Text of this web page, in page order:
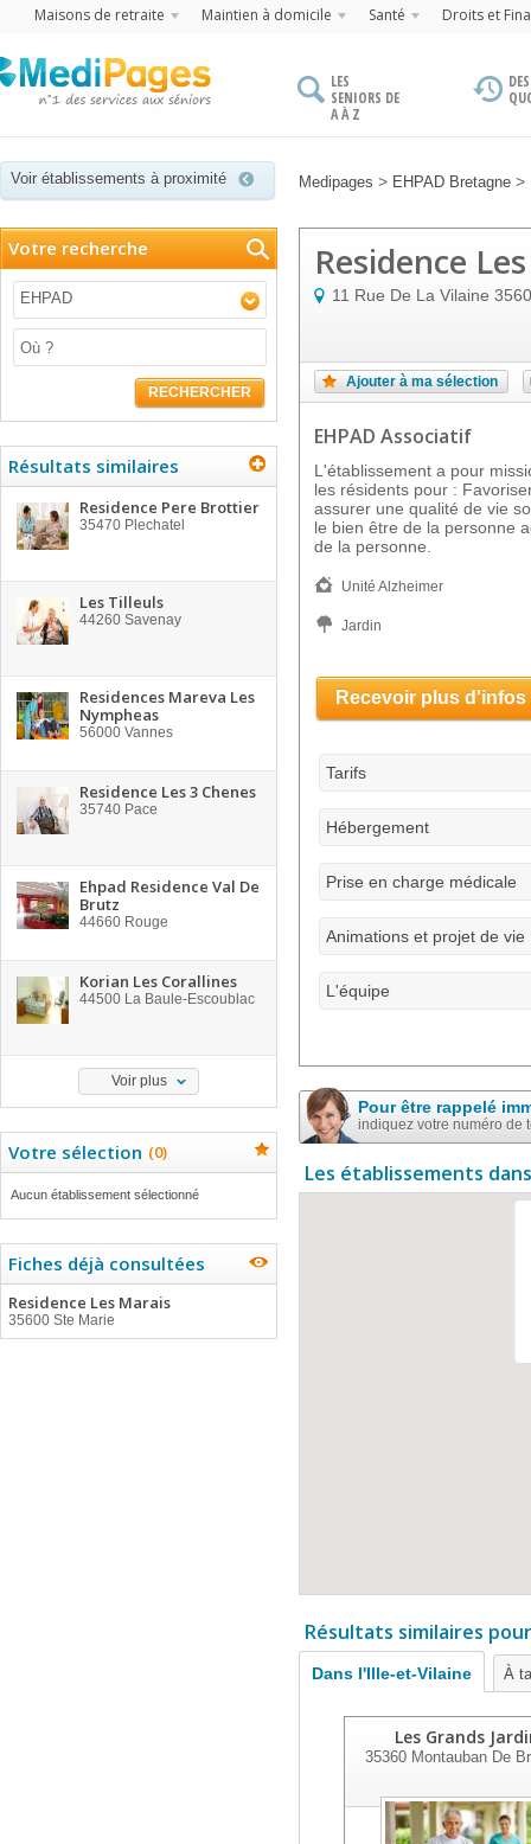
Maisons de retraite Maintien à domicile Santé Droits et
LES
SENIORS DE
A À Z
Voir établissements à proximité Medipages > EHPAD Bretagne >
Votre recherche
EHPAD
RECHERCHER
Résultats similaires
Residence Pere Brottier
35470 Plechatel
Les Tilleuls
44260 Savenay
Residences Mareva Les
Nympheas
56000 Vannes
Residence Les 3 Chenes
35740 Pace
Ehpad Residence Val De
Brutz
44660 Rouge
Korian Les Corallines
44500 La Baule-Escoublac
Voir plus
Votre sélection (0)
Aucun établissement sélectionné
Fiches déjà consultées
Residence Les Marais
35600 Ste Marie
Residence
11 Rue De La Vilaine
Ajouter à ma sélection
EHPAD Associatif
L'établissement a pour
les résidents pour :
assurer une qualité de vie
le bien être de la personne
de la personne.
Unité Alzheimer
Jardin
Recevoir plus d'infos
Tarifs
Hébergement
Prise en charge médicale
Animations et projet de vie
L'équipe
Pour être rappelé
indiquez votre numéro de
Les établissements
Résultats similaires
Dans l'Ille-et-Vilaine À
Les Grands
35360 Montauban De